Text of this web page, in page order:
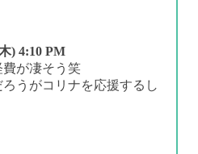
) 4:10 PM
が凄そう笑
うがコリナを応援するし